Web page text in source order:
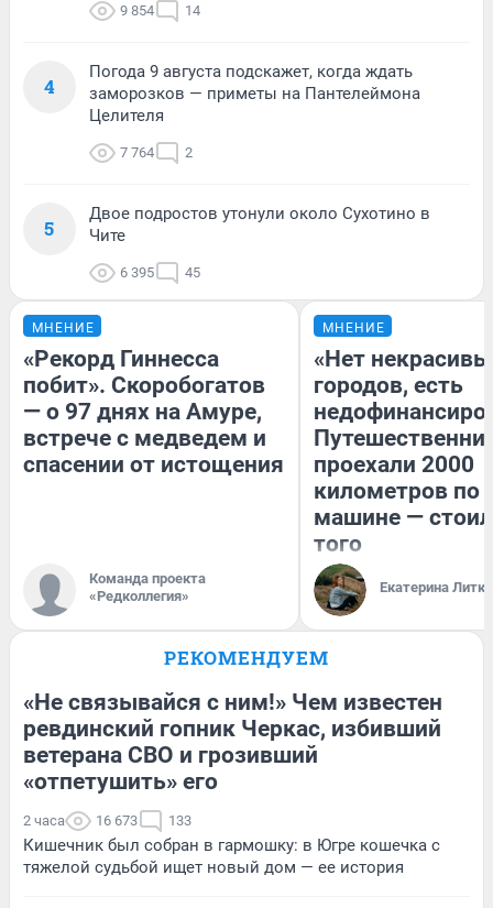
9 854 14
4
Погода 9 августа подскажет, когда ждать
заморозков — приметы на Пантелеймона
Целителя
7 764 2
5
Двое подростов утонули около Сухотино в
Чите
6 395 45
МНЕНИЕ
«Рекорд Гиннесса
побит». Скоробогатов
— о 97 днях на Амуре,
встрече с медведем и
спасении от истощения
Команда проекта
«Редколлегия»
МНЕНИЕ
«Нет
городов, есть
проехали 2000
километров по
машине —
того
Екатерина
РЕКОМЕНДУЕМ
«Не связывайся с ним!» Чем известен
ревдинский гопник Черкас, избивший
ветерана СВО и грозивший
«отпетушить» его
2 часа 16 673 133
Кишечник был собран в гармошку: в Югре кошечка с
тяжелой судьбой ищет новый дом — ее история